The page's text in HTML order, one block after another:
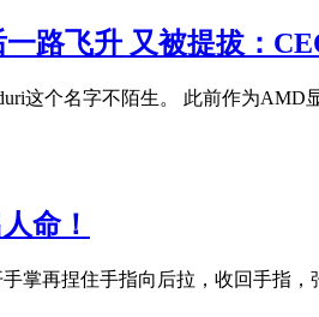
路飞升 又被提拔：
这个名字不陌生。 此前作为
命！
掌再捏住手指向后拉，收回手指